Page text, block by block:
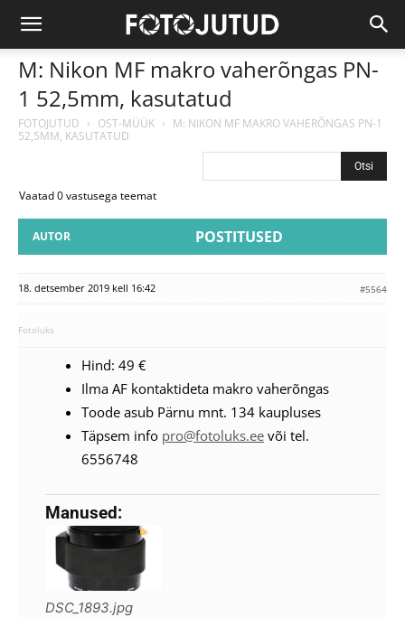
M: Nikon MF makro vaherõngas PN-
1 52,5mm, kasutatud
FOTOJUTUD › OST-MÜÜK › M: NIKON MF MAKRO VAHERÕNGAS PN-1
52,5MM, KASUTATUD
Vaatad 0 vastusega teemat
AUTOR POSTITUSED
18. detsember 2019 kell 16:42 #5564
Fotoluks
Hind: 49 €
Ilma AF kontaktideta makro vaherõngas
Toode asub Pärnu mnt. 134 kaupluses
Täpsem info pro@fotoluks.ee või tel.
6556748
Manused:
DSC_1893.jpg